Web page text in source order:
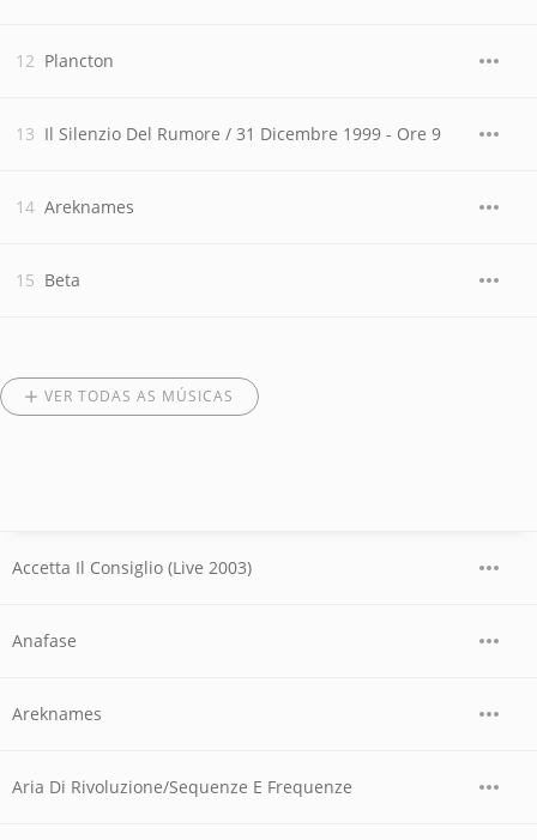
Plancton
Il Silenzio Del Rumore / 31 Dicembre 1999 - Ore 9
Areknames
Beta
VER TODAS AS MÚSICAS
Accetta Il Consiglio (Live 2003)
Anafase
Areknames
Aria Di Rivoluzione/Sequenze E Frequenze